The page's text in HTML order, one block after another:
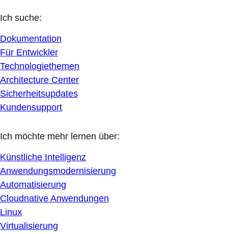
Ich suche:
Dokumentation
Für Entwickler
Technologiethemen
Architecture Center
Sicherheitsupdates
Kundensupport
Ich möchte mehr lernen über:
Künstliche Intelligenz
Anwendungsmodernisierung
Automatisierung
Cloudnative Anwendungen
Linux
Virtualisierung